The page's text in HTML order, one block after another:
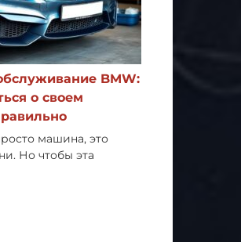
BMW:
о своем
машина, это
Но чтобы эта